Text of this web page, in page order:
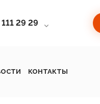
111 29 29
КОНТАКТЫ